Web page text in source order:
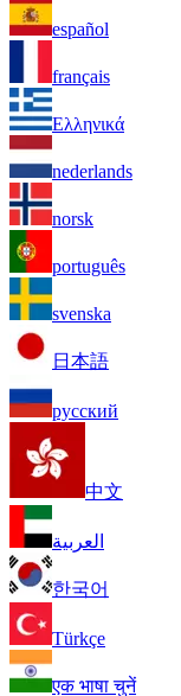
español
français
Ελληνικά
nederlands
norsk
português
svenska
日本語
русский
中文
العربية
한국어
Türkçe
एक भाषा चुनें